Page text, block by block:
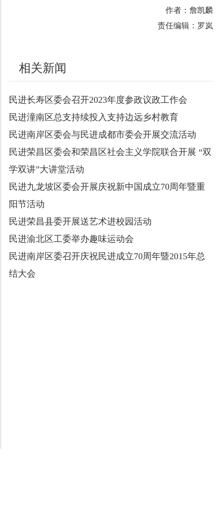
作者：詹凯麟
责任编辑：罗岚
相关新闻
民进长寿区委会召开2023年度参政议政工作会
民进潼南区总支持续投入支持边远乡村教育
民进南岸区委会与民进成都市委会开展交流活动
民进荣昌区委会和荣昌区社会主义学院联合开展 “双
学双讲”大讲堂活动
民进九龙坡区委会开展庆祝新中国成立70周年暨重
阳节活动
民进荣昌县委开展送艺术进校园活动
民进渝北区工委举办趣味运动会
民进南岸区委召开庆祝民进成立70周年暨2015年总
结大会